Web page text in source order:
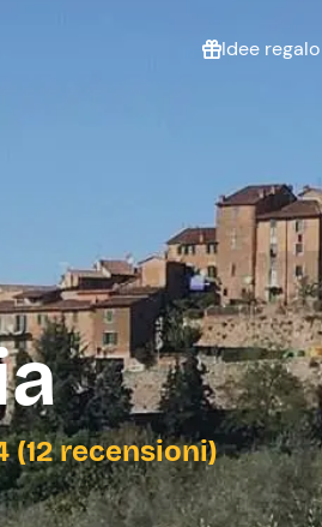
Idee regalo
digitale che
la libertà di
esperienze
in tutta Italia.
una Gift Card
Esperienze da
regalare
Laurea
(12 recensioni)